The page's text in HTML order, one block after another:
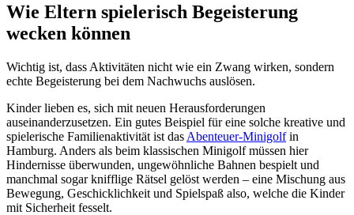
Wie Eltern spielerisch Begeisterung
wecken können
Wichtig ist, dass Aktivitäten nicht wie ein Zwang wirken, sondern
echte Begeisterung bei dem Nachwuchs auslösen.
Kinder lieben es, sich mit neuen Herausforderungen
auseinanderzusetzen. Ein gutes Beispiel für eine solche kreative und
spielerische Familienaktivität ist das Abenteuer-Minigolfin
Hamburg. Anders als beim klassischen Minigolf müssen hier
Hindernisse überwunden, ungewöhnliche Bahnen bespielt und
manchmal sogar knifflige Rätsel gelöst werden – eine Mischung aus
Bewegung, Geschicklichkeit und Spielspaß also, welche die Kinder
mit Sicherheit fesselt.